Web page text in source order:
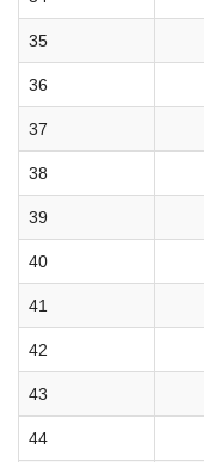
35
36
37
38
39
40
41
42
43
44